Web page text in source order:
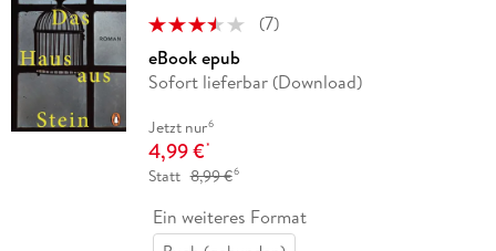
(7)
eBook epub
Sofort lieferbar (Download)
Jetzt nur6
4,99 €*
Statt 8,99 €6
Ein weiteres Format